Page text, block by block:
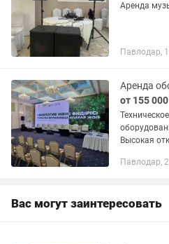
Аренда
Павлодар,
от 155
Высокая
Еврокабины
Павлодар,
Вас могут заинтересовать